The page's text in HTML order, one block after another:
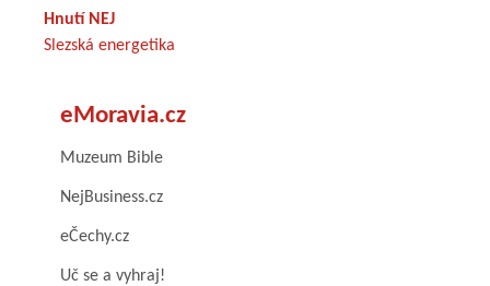
Hnutí NEJ
Slezská energetika
eMoravia.cz
Muzeum Bible
NejBusiness.cz
eČechy.cz
Uč se a vyhraj!